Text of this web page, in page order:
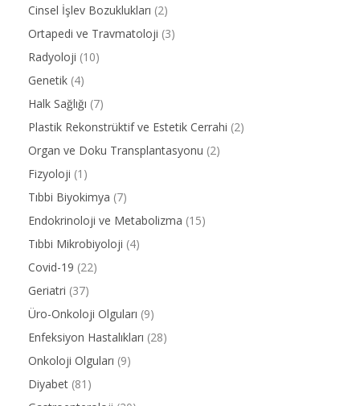
Cinsel İşlev Bozuklukları (2)
Ortapedi ve Travmatoloji (3)
Radyoloji (10)
Genetik (4)
Halk Sağlığı (7)
Plastik Rekonstrüktif ve Estetik Cerrahi (2)
Organ ve Doku Transplantasyonu (2)
Fizyoloji (1)
Tıbbi Biyokimya (7)
Endokrinoloji ve Metabolizma (15)
Tıbbi Mikrobiyoloji (4)
Covid-19 (22)
Geriatri (37)
Üro-Onkoloji Olguları (9)
Enfeksiyon Hastalıkları (28)
Onkoloji Olguları (9)
Diyabet (81)